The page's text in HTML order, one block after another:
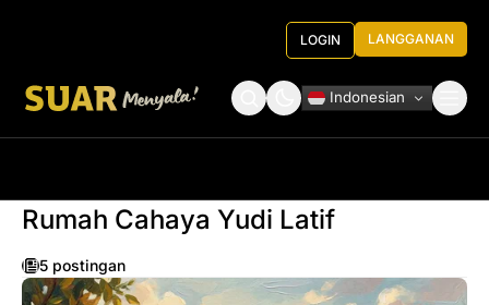
LOGIN LANGGANAN
Indonesian
Rumah Cahaya Yudi Latif
5 postingan